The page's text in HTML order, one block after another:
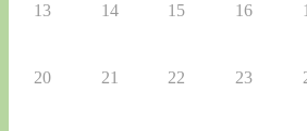
13 14 15 16
20 21 22 23